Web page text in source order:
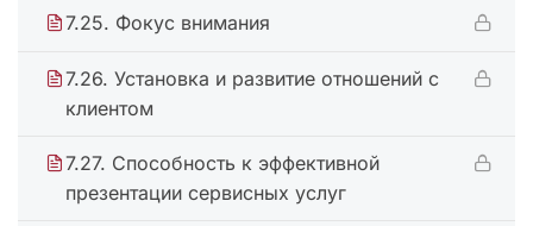
7.25. Фокус внимания
7.26. Установка и развитие отношений с
клиентом
7.27. Способность к эффективной
презентации сервисных услуг